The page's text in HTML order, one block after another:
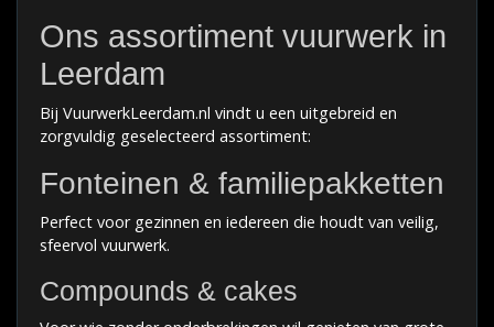
Ons assortiment vuurwerk in
Leerdam
Bij VuurwerkLeerdam.nl vindt u een uitgebreid en
zorgvuldig geselecteerd assortiment:
Fonteinen & familiepakketten
Perfect voor gezinnen en iedereen die houdt van veilig,
sfeervol vuurwerk.
Compounds & cakes